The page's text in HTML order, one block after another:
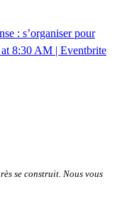
: s’organiser pour
8:30 AM | Eventbrite
se construit. Nous vous